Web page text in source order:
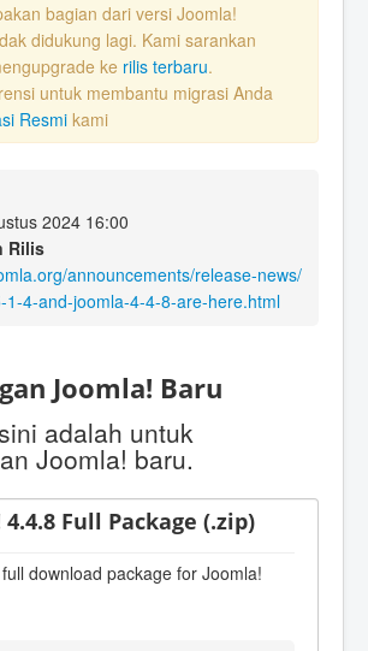
bagian dari versi Joomla!
didukung lagi. Kami sarankan
ke rilis terbaru.
untuk membantu migrasi Anda
Resmi kami
2024 16:00
Rilis
announcements/release-news/
1-4-and-joomla-4-4-8-are-here.html
Joomla! Baru
adalah untuk
Joomla! baru.
4.4.8 Full Package (.zip)
download package for Joomla!